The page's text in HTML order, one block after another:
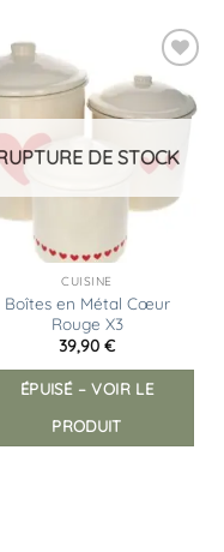
Ajouter
liste
DE STOCK
CUISINE
Boîtes en Métal Cœur
Rouge X3
39,90 €
ÉPUISÉ – VOIR LE
PRODUIT